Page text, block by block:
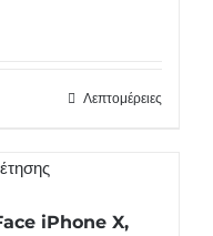
Λεπτομέρειες
iPhone X,